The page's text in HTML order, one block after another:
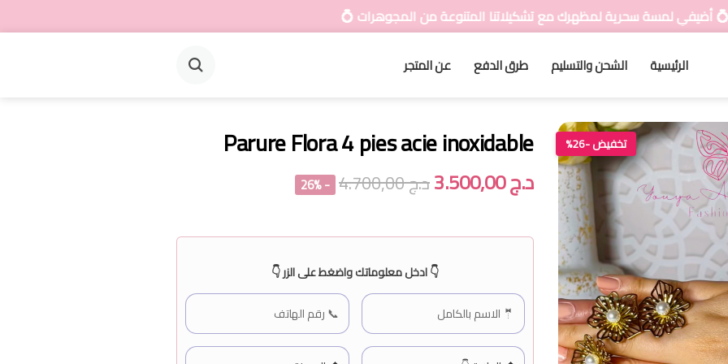
لمظهرك مع تشكيلاتنا المتنوعة من المجوهرات 💍
الرئيسية الشحن والتسليم طرق الدفع عن المتجر
تخفيض -26% Parure Flora 4 pies acie inoxidable
د.ج3.500,00 د.ج4.700,00
- 26%
👇 ادخل معلوماتك واضغط على الزر 👇